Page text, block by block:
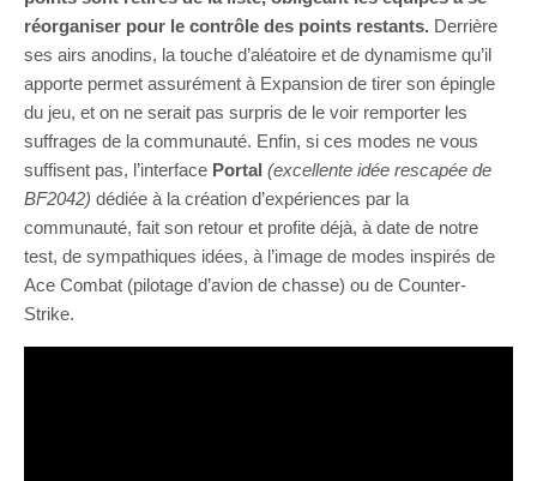
réorganiser pour le contrôle des points restants. Derrière
ses airs anodins, la touche d’aléatoire et de dynamisme qu’il
apporte permet assurément à Expansion de tirer son épingle
du jeu, et on ne serait pas surpris de le voir remporter les
suffrages de la communauté. Enfin, si ces modes ne vous
suffisent pas, l’interface Portal (excellente idée rescapée de
BF2042) dédiée à la création d’expériences par la
communauté, fait son retour et profite déjà, à date de notre
test, de sympathiques idées, à l’image de modes inspirés de
Ace Combat (pilotage d’avion de chasse) ou de Counter-
Strike.